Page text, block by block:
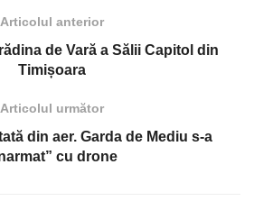
Articolul anterior
de Vară a Sălii Capitol din
Timișoara
Articolul următor
din aer. Garda de Mediu s-a
cu drone